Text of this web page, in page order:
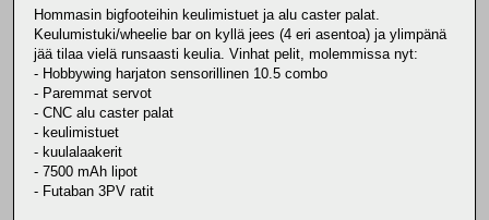
Hommasin bigfooteihin keulimistuet ja alu caster palat.
Keulumistuki/wheelie bar on kyllä jees (4 eri asentoa) ja ylimpänä
jää tilaa vielä runsaasti keulia. Vinhat pelit, molemmissa nyt:
- Hobbywing harjaton sensorillinen 10.5 combo
- Paremmat servot
- CNC alu caster palat
- keulimistuet
- kuulalaakerit
- 7500 mAh lipot
- Futaban 3PV ratit